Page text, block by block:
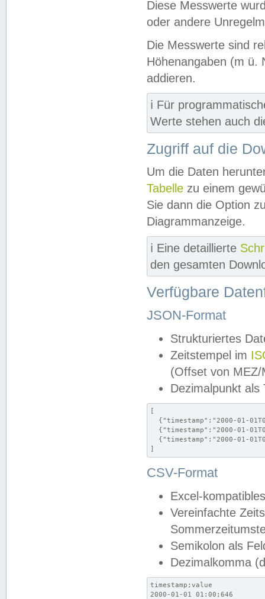
Diese Messwerte
oder andere
Die Messwerte sind
Höhenangaben (m ü.
addieren.
ℹ️ Für
Werte stehen auch
Zugriff auf die
Um die Daten
Tabelle zu einem
Sie dann die Option
Diagrammanzeige.
ℹ️ Eine detaillierte
den gesamten
Verfügbare
JSON-Format
Strukturiertes
Zeitstempel im
(Offset von MEZ/
Dezimalpunkt als
[
{"timestamp":"2000-01-
{"timestamp":"2000-01-
{"timestamp":"2000-01-
]
CSV-Format
Excel-
Vereinfachte
Semikolon als
Dezimalkomma
timestamp;value
2000-01-01 01:00;646